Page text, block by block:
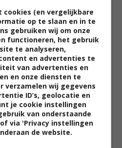
Rob Morgan
,Geno Segers,
Medeiros,Dion
, Willie C. Carpenter
Almanzar ,Devon
.
cookies (en vergelijkbare
op te slaan en in te
gebruiken wij om onze
functioneren, het gebruik
te analyseren,
en advertenties te
van advertenties en
en onze diensten te
verzamelen wij gegevens
ID’s, geolocatie en
je cookie instellingen
van onderstaande
via 'Privacy instellingen
de website.